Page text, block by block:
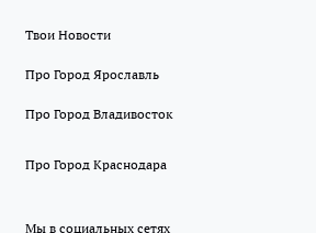
Твои Новости
Про Город Ярославль
Про Город Владивосток
Про Город Краснодара
Мы в социальных сетях